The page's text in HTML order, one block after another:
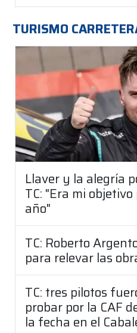
TURISMO
Llaver y la alegría
TC: "Era mi
año"
TC: Roberto
para relevar las
TC: tres pilotos
probar por la CAF
la fecha en el